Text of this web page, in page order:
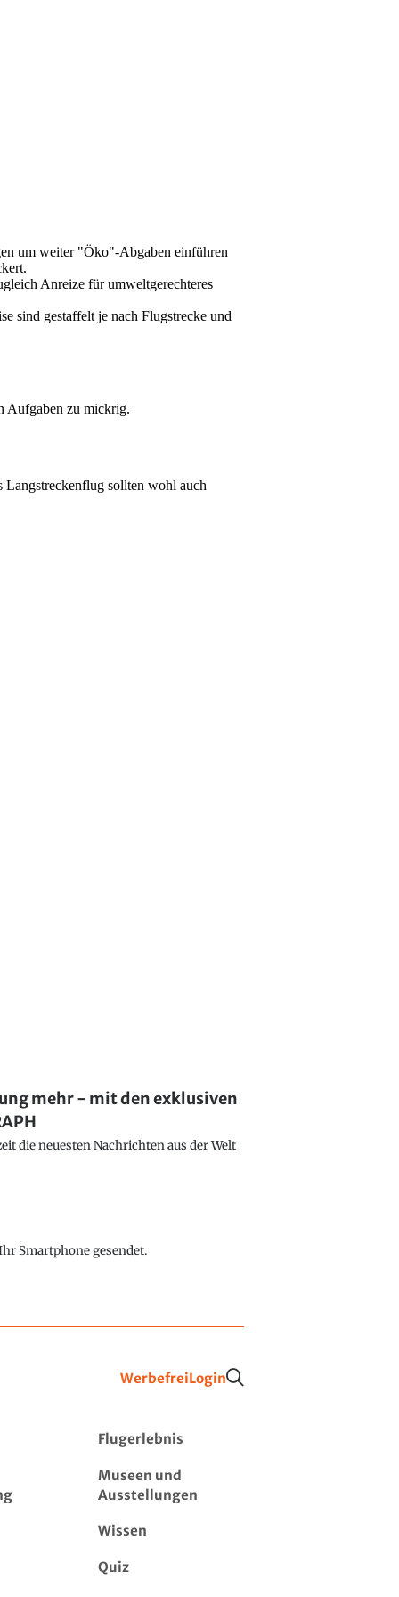
mehr - mit den exklusiven
die neuesten Nachrichten aus der Welt
Smartphone gesendet.
WerbefreiLogin
Flugerlebnis
Museen und
Ausstellungen
Wissen
Quiz